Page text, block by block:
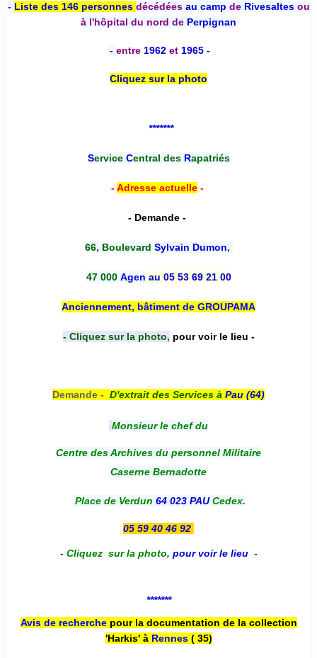
- Liste des 146 personnes décédées au camp deRivesaltesou
à l'hôpital du nord de Perpignan
- entre 1962 et 1965 -
Cliquez sur la photo
*******
Service Central desRapatriés
-Adresse actuelle-
- Demande -
66, Boulevard Sylvain Dumon,
47 000 Agen au 05 53 69 21 00
Anciennement, bâtiment de GROUPAMA
- Cliquez sur la photo, pour voir le lieu -
Demande - D'extrait des Services à Pau (64)
Monsieur le chef du
Centre des Archives du personnel Militaire
Caserne Bernadotte
Place de Verdun 64 023 PAUCedex.
05 59 40 46 92
- Cliquez sur la photo, pour voir le lieu -
*******
Avis de recherche pour la documentation de la collection
'Harkis' à Rennes( 35)